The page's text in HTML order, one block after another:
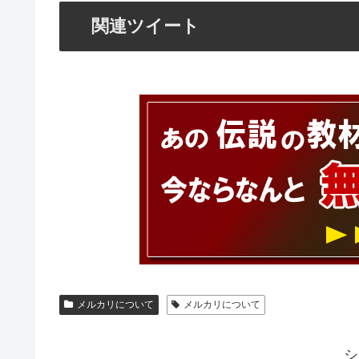
関連ツイート
メルカリについて メルカリについて